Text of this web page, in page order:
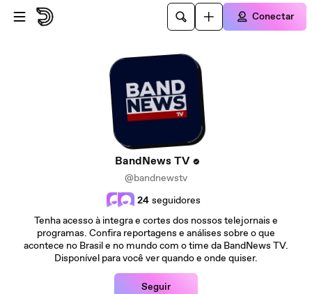
Ir para o conteúdo principal
Conectar
BandNews TV
@bandnewstv
24 seguidores
Tenha acesso à integra e cortes dos nossos telejornais e
programas. Confira reportagens e análises sobre o que
acontece no Brasil e no mundo com o time da BandNews TV.
Disponível para você ver quando e onde quiser.
Seguir